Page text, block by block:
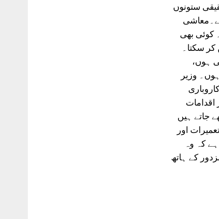
ستونوں
کوئی بھی
سکتا۔
ہوں،
وزیر
جاتے ہیں
اور
کہ وہ
کے ہاتھ